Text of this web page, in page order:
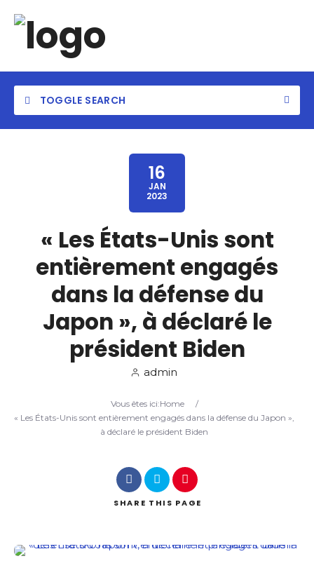
TOGGLE SEARCH
Search
16
JAN
2023
« Les États-Unis sont
entièrement engagés
dans la défense du
Japon », à déclaré le
président Biden
admin
Vous êtes ici:Home
/
« Les États-Unis sont entièrement engagés dans la défense du Japon »,
à déclaré le président Biden
SHARE THIS PAGE